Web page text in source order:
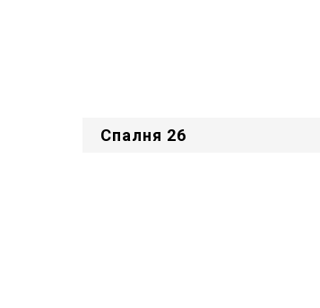
Спалня 26